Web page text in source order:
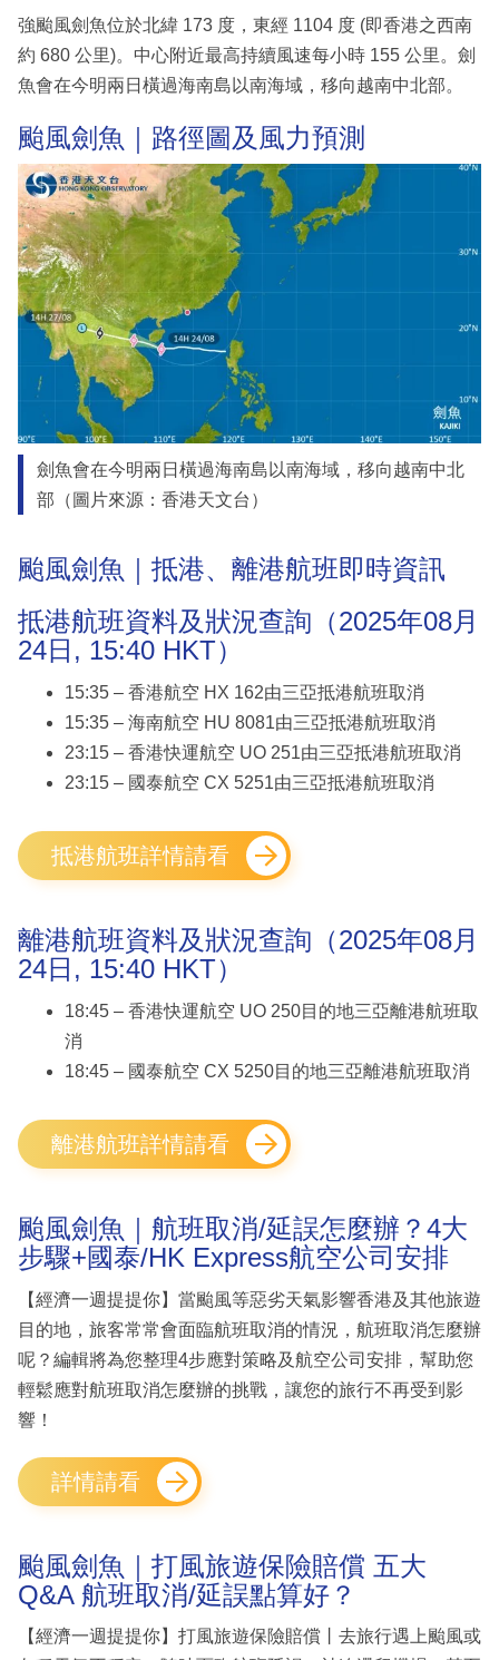
欄
訂
閱
專
區
強颱風劍魚位於北緯 173 度，東經 1104 度 (即香港之西南
約 680 公里)。中心附近最高持續風速每小時 155 公里。劍
魚會在今明兩日橫過海南島以南海域，移向越南中北部。
颱風劍魚｜路徑圖及風力預測
劍魚會在今明兩日橫過海南島以南海域，移向越南中北
部（圖片來源：香港天文台）
颱風劍魚｜抵港、離港航班即時資訊
抵港航班資料及狀況查詢（2025年08月
24日, 15:40 HKT）
15:35 – 香港航空 HX 162由三亞抵港航班取消
15:35 – 海南航空 HU 8081由三亞抵港航班取消
23:15 – 香港快運航空 UO 251由三亞抵港航班取消
23:15 – 國泰航空 CX 5251由三亞抵港航班取消
抵港航班詳情請看
離港航班資料及狀況查詢（2025年08月
24日, 15:40 HKT）
18:45 – 香港快運航空 UO 250目的地三亞離港航班取
消
18:45 – 國泰航空 CX 5250目的地三亞離港航班取消
離港航班詳情請看
颱風劍魚｜航班取消/延誤怎麼辦？4大
步驟+國泰/HK Express航空公司安排
【經濟一週提提你】當颱風等惡劣天氣影響香港及其他旅遊
目的地，旅客常常會面臨航班取消的情況，航班取消怎麼辦
呢？編輯將為您整理4步應對策略及航空公司安排，幫助您
輕鬆應對航班取消怎麼辦的挑戰，讓您的旅行不再受到影
響！
詳情請看
颱風劍魚｜打風旅遊保險賠償 五大
Q&A 航班取消/延誤點算好？
【經濟一週提提你】打風旅遊保險賠償丨去旅行遇上颱風或